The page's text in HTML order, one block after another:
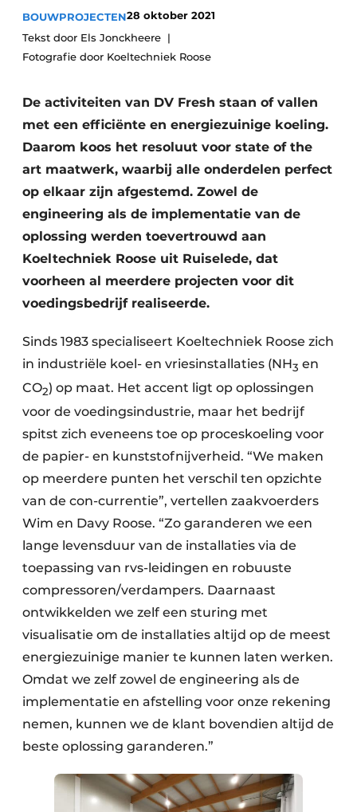
Vacature aanmelden
Vacatures
Aanmelden
Bedrijven
Bedrijven
Akoestiek
Brandveiligheid
BIM
Evenementen
Dak & Gevel
Houtbouw
HVAC
Keukens
Renovatie
Software
Toegangscontrole
Veiligheid & Opleiding
Zonwering
BOUWPROJECTEN28 oktober 2021
Tekst door Els Jonckheere
Fotografie door Koeltechniek Roose
De activiteiten van DV Fresh staan of vallen
met een efficiënte en energiezuinige koeling.
Daarom koos het resoluut voor state of the
art maatwerk, waarbij alle onderdelen perfect
op elkaar zijn afgestemd. Zowel de
engineering als de implementatie van de
oplossing werden toevertrouwd aan
Koeltechniek Roose uit Ruiselede, dat
voorheen al meerdere projecten voor dit
voedingsbedrijf realiseerde.
Sinds 1983 specialiseert Koeltechniek Roose zich
in industriële koel- en vriesinstallaties (NH3 en
CO2) op maat. Het accent ligt op oplossingen
voor de voedingsindustrie, maar het bedrijf
spitst zich eveneens toe op proceskoeling voor
de papier- en kunststofnijverheid. “We maken
op meerdere punten het verschil ten opzichte
van de con-currentie”, vertellen zaakvoerders
Wim en Davy Roose. “Zo garanderen we een
lange levensduur van de installaties via de
toepassing van rvs-leidingen en robuuste
compressoren/verdampers. Daarnaast
ontwikkelden we zelf een sturing met
visualisatie om de installaties altijd op de meest
energiezuinige manier te kunnen laten werken.
Omdat we zelf zowel de engineering als de
implementatie en afstelling voor onze rekening
nemen, kunnen we de klant bovendien altijd de
beste oplossing garanderen.”